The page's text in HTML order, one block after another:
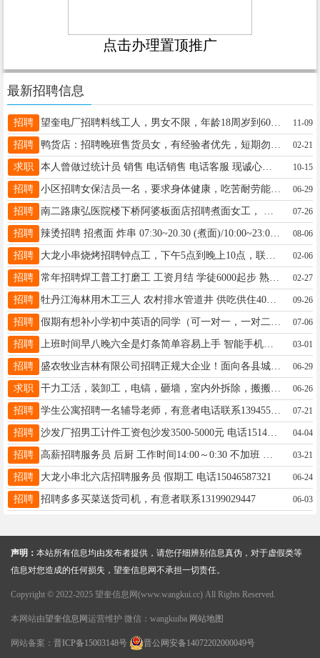
点击办理置顶推广
最新招聘信息
招聘 望奎电厂招聘料线工人，男女不限，年龄18周岁到60岁之间，联系人13836471451 11-09
招聘 02-21
求职 本人曾做过统计员 销售 电话销售 电话客服 现诚心求一份稳定工作 没经验的我可以学习 联系电话17545187679 10-15
招聘 小区招聘女保洁员一名，要求身体健康，吃苦耐劳能长期工作，联系电话15636502212 06-29
招聘 07-26
招聘 辣烫招聘 招煮面 炸串 07:30~20.30 (煮面)/10:00~23:00 /15:00~23:00 活简单熟能生巧年龄30到50电话15045538388 08-06
招聘 02-06
招聘 常年招聘焊工普工打磨工 工资月结 学徒6000起步 熟练工8000-15000 报销路费 无犯罪记录 年龄55以下 电话15965555574微信同步 02-27
招聘 牡丹江海林用木工三人 农村排水管道井 供吃供住400一天 月结工资 又想干的联系13836434535 09-26
招聘 07-06
招聘 上班时间早八晚六全是灯条简单容易上手 智能手机使用灵活干活麻溜20-40工资2500满勤200没有休息不供吃男士请绕行 ☎️联系电话：16645515054微信同步 03-01
招聘 盛农牧业吉林有限公司招聘正规大企业！面向各县城招聘地销销售精英底薪3000每日补助300元任务达标月入14000五险一金齐全，社保待遇优厚电话:15143081178郭经理 06-29
求职 干力工活，装卸工，电镐，砸墙，室内外拆除，搬搬抬抬，扛楼，搬家，家具按装等等各种小零活，电动三轮车出租，拉货，拉脚，临时工，送货都行。联系电话15945551104 06-26
招聘 学生公寓招聘一名辅导老师，有意者电话联系13945562763 07-21
招聘 沙发厂招男工计件工资包沙发3500-5000元 电话15145539957 04-04
招聘 03-21
招聘 大龙小串北六店招聘服务员 假期工 电话15046587321 06-24
招聘 招聘多多买菜送货司机，有意者联系13199029447 06-03
声明： 本站所有信息均由发布者提供，请您仔细辨别信息真伪，对于虚假类等
信息对您造成的任何损失，望奎信息网不承担一切责任。
Copyright © 2022-2025 望奎信息网(www.wangkui.cc) All Rights Reserved.
本网站由望奎信息网 运营维护 微信：wangkuiba 网站地图
网站备案： 晋ICP备15003148号 晋公网安备14072202000049号